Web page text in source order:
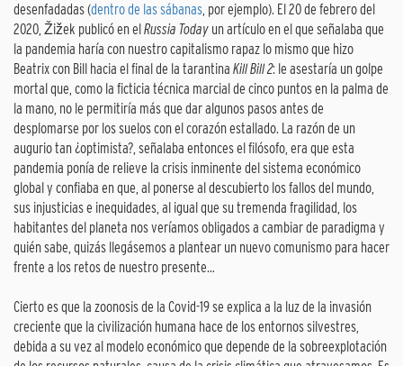
desenfadadas (dentro de las sábanas, por ejemplo). El 20 de febrero del
2020, Žižek publicó en el Russia Today un artículo en el que señalaba que
la pandemia haría con nuestro capitalismo rapaz lo mismo que hizo
Beatrix con Bill hacia el final de la tarantina Kill Bill 2: le asestaría un golpe
mortal que, como la ficticia técnica marcial de cinco puntos en la palma de
la mano, no le permitiría más que dar algunos pasos antes de
desplomarse por los suelos con el corazón estallado. La razón de un
augurio tan ¿optimista?, señalaba entonces el filósofo, era que esta
pandemia ponía de relieve la crisis inminente del sistema económico
global y confiaba en que, al ponerse al descubierto los fallos del mundo,
sus injusticias e inequidades, al igual que su tremenda fragilidad, los
habitantes del planeta nos veríamos obligados a cambiar de paradigma y
quién sabe, quizás llegásemos a plantear un nuevo comunismo para hacer
frente a los retos de nuestro presente…
Cierto es que la zoonosis de la Covid-19 se explica a la luz de la invasión
creciente que la civilización humana hace de los entornos silvestres,
debida a su vez al modelo económico que depende de la sobreexplotación